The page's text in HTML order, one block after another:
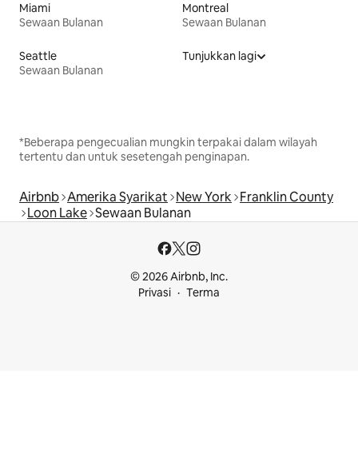
Miami
Sewaan Bulanan
Montreal
Sewaan Bulanan
Seattle
Sewaan Bulanan
Tunjukkan lagi
*Beberapa pengecualian mungkin terpakai dalam wilayah
tertentu dan untuk sesetengah penginapan.
Airbnb Amerika Syarikat New York Franklin County
Loon Lake Sewaan Bulanan
© 2026 Airbnb, Inc.
Privasi
Terma